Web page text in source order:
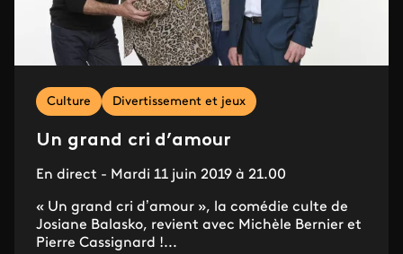
Culture Divertissement et jeux
Un grand cri d’amour
En direct - Mardi 11 juin 2019 à 21.00
« Un grand cri d’amour », la comédie culte de
Josiane Balasko, revient avec Michèle Bernier et
Pierre Cassignard !...